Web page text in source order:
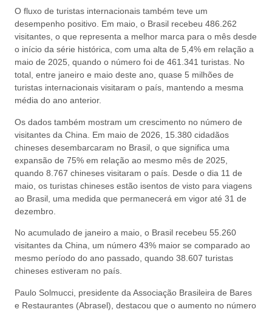
O fluxo de turistas internacionais também teve um
desempenho positivo. Em maio, o Brasil recebeu 486.262
visitantes, o que representa a melhor marca para o mês desde
o início da série histórica, com uma alta de 5,4% em relação a
maio de 2025, quando o número foi de 461.341 turistas. No
total, entre janeiro e maio deste ano, quase 5 milhões de
turistas internacionais visitaram o país, mantendo a mesma
média do ano anterior.
Os dados também mostram um crescimento no número de
visitantes da China. Em maio de 2026, 15.380 cidadãos
chineses desembarcaram no Brasil, o que significa uma
expansão de 75% em relação ao mesmo mês de 2025,
quando 8.767 chineses visitaram o país. Desde o dia 11 de
maio, os turistas chineses estão isentos de visto para viagens
ao Brasil, uma medida que permanecerá em vigor até 31 de
dezembro.
No acumulado de janeiro a maio, o Brasil recebeu 55.260
visitantes da China, um número 43% maior se comparado ao
mesmo período do ano passado, quando 38.607 turistas
chineses estiveram no país.
Paulo Solmucci, presidente da Associação Brasileira de Bares
e Restaurantes (Abrasel), destacou que o aumento no número